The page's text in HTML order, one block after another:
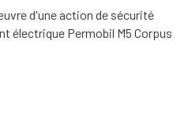
d'une action de sécurité
électrique Permobil M5 Corpus